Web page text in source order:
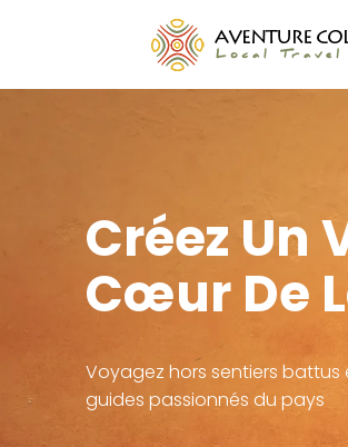
Créez Un
Cœur De
Voyagez hors sentiers
guides passionnés du pays